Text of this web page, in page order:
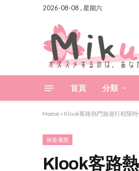
2026-08-08 , 星期六
首頁 分類
Home » Klook客路熱門旅遊行程限
旅遊優惠
Klook客路